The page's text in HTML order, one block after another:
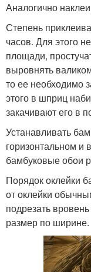
Аналогично
Степень
часов. Для этого
площади,
выровнять
то ее необходимо
этого в шприц
закачивают его в
Устанавливать
горизонтальном и
бамбуковые обои
Порядок оклейки
от оклейки
подрезать
размер по ширине.